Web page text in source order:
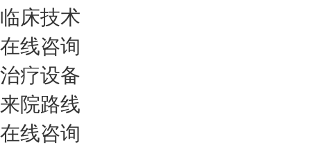
临床技术
在线咨询
治疗设备
来院路线
在线咨询